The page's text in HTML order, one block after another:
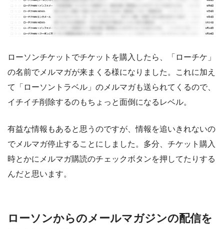
ローソンチケットでチケットを購入したら、「ローチケ」
の名前でメルマガが来まくる様になりました。これに加え
て「ローソントラベル」のメルマガも送られてくるので、
イチイチ削除するのもちょっと面倒になるレベル。
有益な情報もあると思うのですが、情報を追いきれないの
でメルマガ停止することにしました。多分、チケット購入
時とかにメルマガ購読のチェックボタンを押してたりする
んだと思います。
ローソンからのメールマガジンの配信を